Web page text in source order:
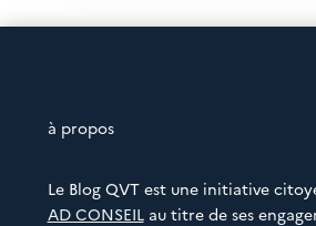
à propos
Le Blog QVT est une initiative
AD CONSEILau titre de ses